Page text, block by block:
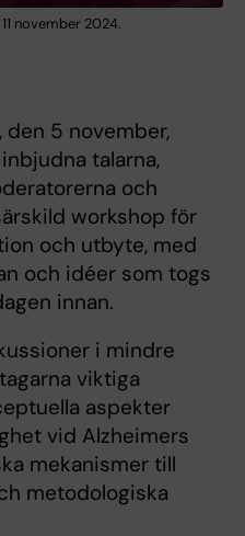
november 2024.
5 november,
talarna,
och
workshop för
och utbyte, med
och idéer som togs
innan.
i mindre
viktiga
aspekter
vid Alzheimers
mekanismer till
metodologiska